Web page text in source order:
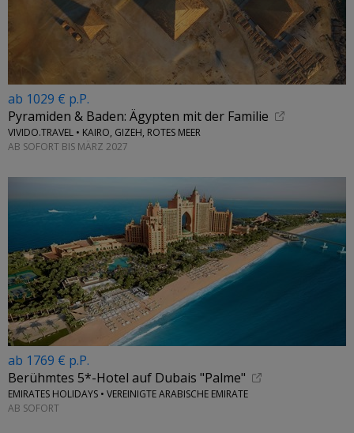
ab 1029 € p.P.
Pyramiden & Baden: Ägypten mit der Familie
VIVIDO.TRAVEL • KAIRO, GIZEH, ROTES MEER
AB SOFORT BIS MÄRZ 2027
ab 1769 € p.P.
Berühmtes 5*-Hotel auf Dubais "Palme"
EMIRATES HOLIDAYS • VEREINIGTE ARABISCHE EMIRATE
AB SOFORT